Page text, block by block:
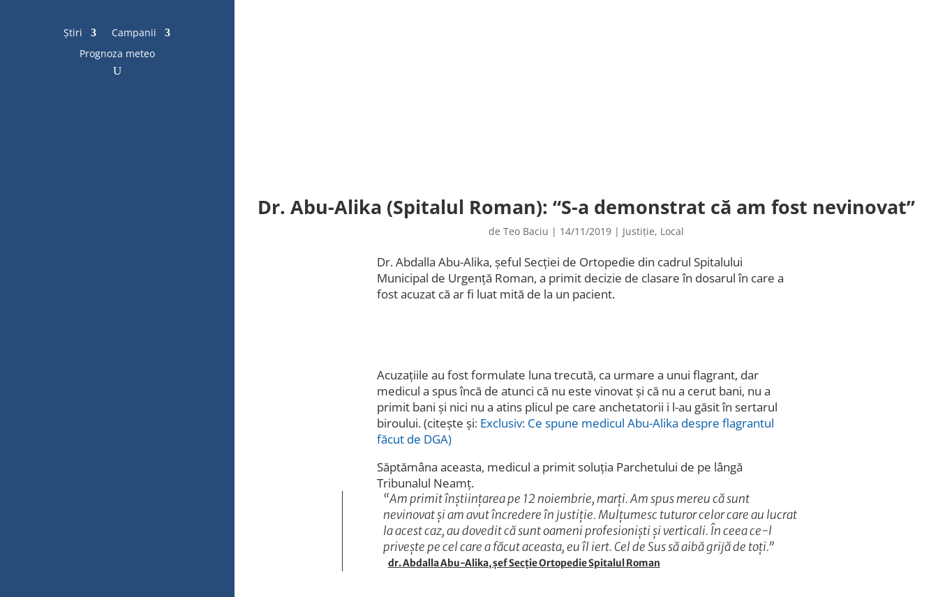
Știri
Campanii
Prognoza meteo
Dr. Abu-Alika (Spitalul Roman): “S-a demonstrat că am fost nevinovat”
de Teo Baciu | 14/11/2019 | Justiție, Local
Dr. Abdalla Abu-Alika, șeful Secției de Ortopedie din cadrul Spitalului
Municipal de Urgență Roman, a primit decizie de clasare în dosarul în care a
fost acuzat că ar fi luat mită de la un pacient.
Acuzațiile au fost formulate luna trecută, ca urmare a unui flagrant, dar
medicul a spus încă de atunci că nu este vinovat și că nu a cerut bani, nu a
primit bani și nici nu a atins plicul pe care anchetatorii i l-au găsit în sertarul
biroului. (citește și: Exclusiv: Ce spune medicul Abu-Alika despre flagrantul
făcut de DGA)
Săptămâna aceasta, medicul a primit soluția Parchetului de pe lângă
Tribunalul Neamț.
“Am primit înștiințarea pe 12 noiembrie, marți. Am spus mereu că sunt
nevinovat și am avut încredere în justiție. Mulțumesc tuturor celor care au lucrat
la acest caz, au dovedit că sunt oameni profesioniști și verticali. În ceea ce-l
privește pe cel care a făcut aceasta, eu îl iert. Cel de Sus să aibă grijă de toți.”
dr. Abdalla Abu-Alika, șef Secție Ortopedie Spitalul Roman